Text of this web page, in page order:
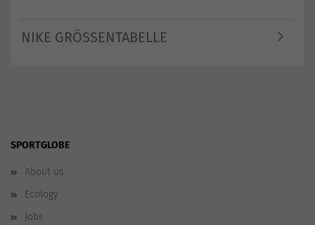
NIKE GRÖSSENTABELLE
SPORTGLOBE
About us
Ecology
Jobs